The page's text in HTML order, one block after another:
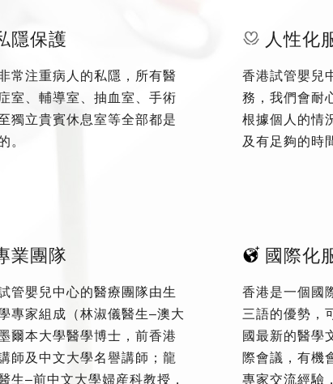
隱保護
常注重病人的私隱，所有醫
室、輔導室、抽血室、手術
獨立貴賓休息室等全部都是
。
人性化
香港試管嬰兒
務，我們會耐
根據個人的情
及有足夠的時
業團隊
管嬰兒中心的醫療團隊由生
專家組成（林淑儀醫生–澳大
爾本大學醫學博士，前香港
師及中文大學名譽講師；龍
生–前中文大學婦産科教授，
國際化
香港是一個國
三語的優勢，
國最新的醫學
際會議，有機
專家交流經驗